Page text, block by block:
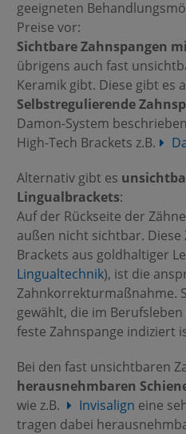
geeigneten
Preise vor:
Sichtbare Zahnspangen
übrigens auch fast
Keramik gibt. Diese gibt es
Selbstregulierende
Damon-System
High-Tech Brackets z.B.
Alternativ gibt es
Lingualbrackets:
Auf der Rückseite der
außen nicht sichtbar.
Brackets aus goldhaltiger
Lingualtechnik), ist die
Zahnkorrekturmaßnahme.
gewählt, die im
feste Zahnspange indiziert
Bei den fast unsichtbaren
herausnehmbaren
wie z.B.
Invisalign eine
tragen dabei